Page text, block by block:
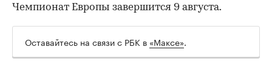
00:00 / 00:00
Чемпионат Европы завершится 9 августа.
Оставайтесь на связи с РБК в «Максе».